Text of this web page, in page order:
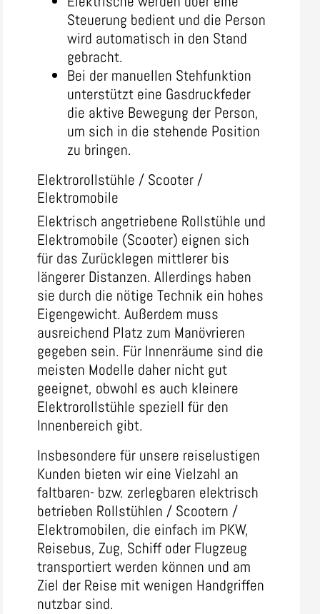
Steuerung bedient und die Person
wird automatisch in den Stand
gebracht.
Bei der manuellen Stehfunktion
unterstützt eine Gasdruckfeder
die aktive Bewegung der Person,
um sich in die stehende Position
zu bringen.
Elektrorollstühle / Scooter /
Elektromobile
Elektrisch angetriebene Rollstühle und
Elektromobile (Scooter) eignen sich
für das Zurücklegen mittlerer bis
längerer Distanzen. Allerdings haben
sie durch die nötige Technik ein hohes
Eigengewicht. Außerdem muss
ausreichend Platz zum Manövrieren
gegeben sein. Für Innenräume sind die
meisten Modelle daher nicht gut
geeignet, obwohl es auch kleinere
Elektrorollstühle speziell für den
Innenbereich gibt.
Insbesondere für unsere reiselustigen
Kunden bieten wir eine Vielzahl an
faltbaren- bzw. zerlegbaren elektrisch
betrieben Rollstühlen / Scootern /
Elektromobilen, die einfach im PKW,
Reisebus, Zug, Schiff oder Flugzeug
transportiert werden können und am
Ziel der Reise mit wenigen Handgriffen
nutzbar sind.